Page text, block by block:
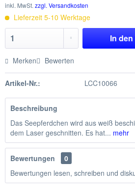
inkl. MwSt. zzgl. Versandkosten
Lieferzeit 5-10 Werktage
In den
Merken Bewerten
Artikel-Nr.: LCC10066
Beschreibung
Das Seepferdchen wird aus weiß
dem Laser geschnitten. Es hat... mehr
Bewertungen
0
Bewertungen lesen, schreiben und